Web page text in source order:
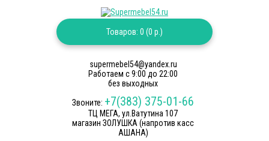
Товаров: 0 (0 р.)
supermebel54@yandex.ru
Работаем c 9:00 до 22:00
без выходных
Звоните: +7(383) 375-01-66
ТЦ МЕГА, ул.Ватутина 107
магазин ЗОЛУШКА (напротив касс
АШАНА)